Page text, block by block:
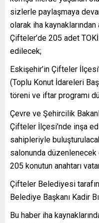
sizlerle paylaşmaya
olarak iha
Çifteler’de 205 adet
edilecek;
Eskişehir’in Çifteler
(Toplu Konut İdareleri
töreni ve iftar programı
Çevre ve Şehircilik
Çifteler İlçesi’nde inşa
sahipleriyle
salonunda
205 konutun anahtarı
Çifteler Belediyesi
Belediye Başkanı Kadir
Bu haber iha